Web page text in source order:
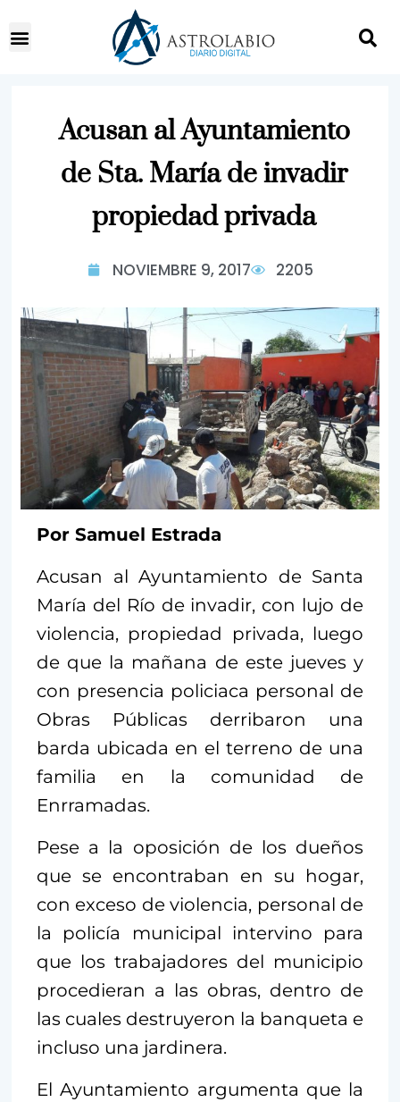
Acusan al Ayuntamiento
de Sta. María de invadir
propiedad privada
NOVIEMBRE 9, 2017 2205
Por Samuel Estrada
Acusan al Ayuntamiento de Santa
María del Río de invadir, con lujo de
violencia, propiedad privada, luego
de que la mañana de este jueves y
con presencia policiaca personal de
Obras Públicas derribaron una
barda ubicada en el terreno de una
familia en la comunidad de
Enrramadas.
Pese a la oposición de los dueños
que se encontraban en su hogar,
con exceso de violencia, personal de
la policía municipal intervino para
que los trabajadores del municipio
procedieran a las obras, dentro de
las cuales destruyeron la banqueta e
incluso una jardinera.
El Ayuntamiento argumenta que la